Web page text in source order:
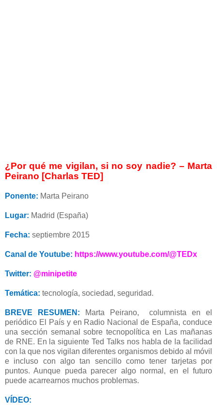
¿Por qué me vigilan, si no soy nadie? – Marta
Peirano [Charlas TED]
Ponente: Marta Peirano
Lugar: Madrid (España)
Fecha: septiembre 2015
Canal de Youtube: https://www.youtube.com/@TEDx
Twitter: @minipetite
Temática: tecnología, sociedad, seguridad.
BREVE RESUMEN: Marta Peirano, columnista en el
periódico El País y en Radio Nacional de España, conduce
una sección semanal sobre tecnopolítica en Las mañanas
de RNE. En la siguiente Ted Talks nos habla de la facilidad
con la que nos vigilan diferentes organismos debido al móvil
e incluso con algo tan sencillo como tener tarjetas por
puntos. Aunque pueda parecer algo normal, en el futuro
puede acarrearnos muchos problemas.
VÍDEO: